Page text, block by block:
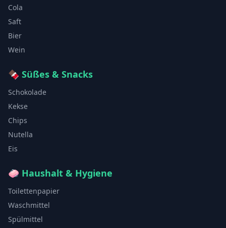
Cola
Saft
Bier
Wein
🍫 Süßes & Snacks
Schokolade
Kekse
Chips
Nutella
Eis
🧼 Haushalt & Hygiene
Toilettenpapier
Waschmittel
Spülmittel